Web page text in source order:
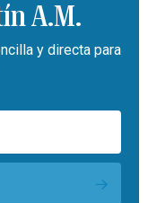
A.M.
y directa para